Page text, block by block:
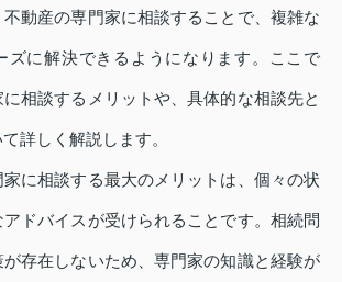
動産の専門家に相談することで、複雑な
ズに解決できるようになります。ここで
相談するメリットや、具体的な相談先と
詳しく解説します。
家に相談する最大のメリットは、個々の状
ドバイスが受けられることです。相続問
存在しないため、専門家の知識と経験が